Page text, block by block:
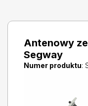
Antenowy
Segway
Numer produktu: